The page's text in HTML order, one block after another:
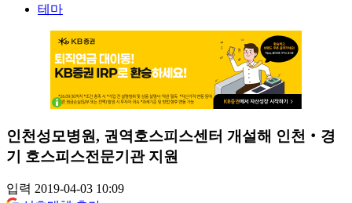
테마
인천성모병원, 권역호스피스센터 개설해 인천‧경
기 호스피스전문기관 지원
입력 2019-04-03 10:09